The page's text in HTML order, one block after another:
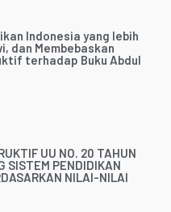
Indonesia yang lebih
dan Membebaskan
terhadap Buku Abdul
UU NO. 20 TAHUN
SISTEM PENDIDIKAN
NILAI-NILAI